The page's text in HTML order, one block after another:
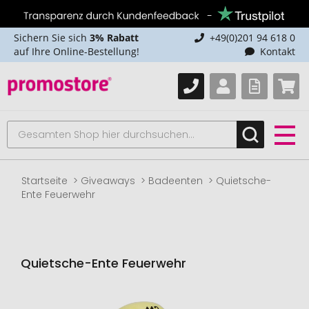
Sichern Sie sich 3% Rabatt
auf Ihre Online-Bestellung!
+49(0)201 94 618 0
Kontakt
Startseite Giveaways Badeenten
Quietsche-
Ente Feuerwehr
Quietsche-Ente Feuerwehr